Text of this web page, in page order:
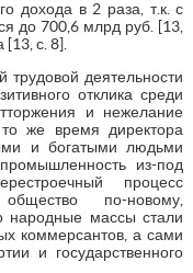
дохода в 2 раза, т.к. с
до 700,6 млрд руб. [13,
с. 8].
трудовой деятельности
отклика среди
и нежелание
же время директора
и богатыми людьми
из-под
процесс
по-новому,
народные массы стали
коммерсантов, а сами
и государственного